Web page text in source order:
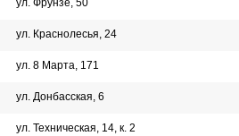
ул. Фрунзе, 50
ул. Краснолесья, 24
ул. 8 Марта, 171
ул. Донбасская, 6
ул. Техническая, 14, к. 2